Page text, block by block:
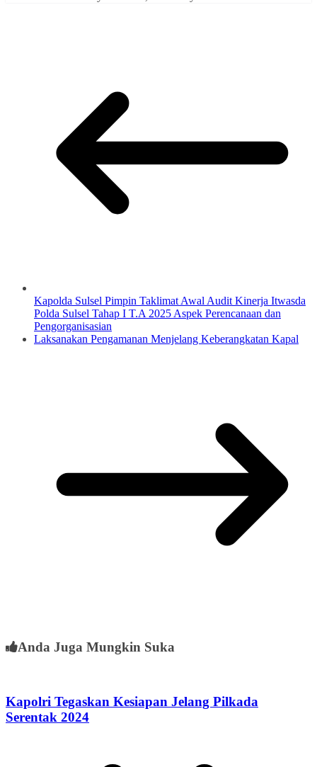
Kapolda Sulsel Pimpin Taklimat Awal Audit Kinerja Itwasda
Polda Sulsel Tahap I T.A 2025 Aspek Perencanaan dan
Pengorganisasian
Laksanakan Pengamanan Menjelang Keberangkatan Kapal
Anda Juga Mungkin Suka
Kapolri Tegaskan Kesiapan Jelang Pilkada
Serentak 2024